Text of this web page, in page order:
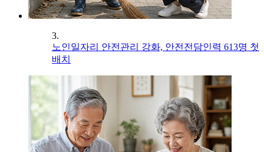
3.
노인일자리 안전관리 강화, 안전전담인력 613명 첫
배치